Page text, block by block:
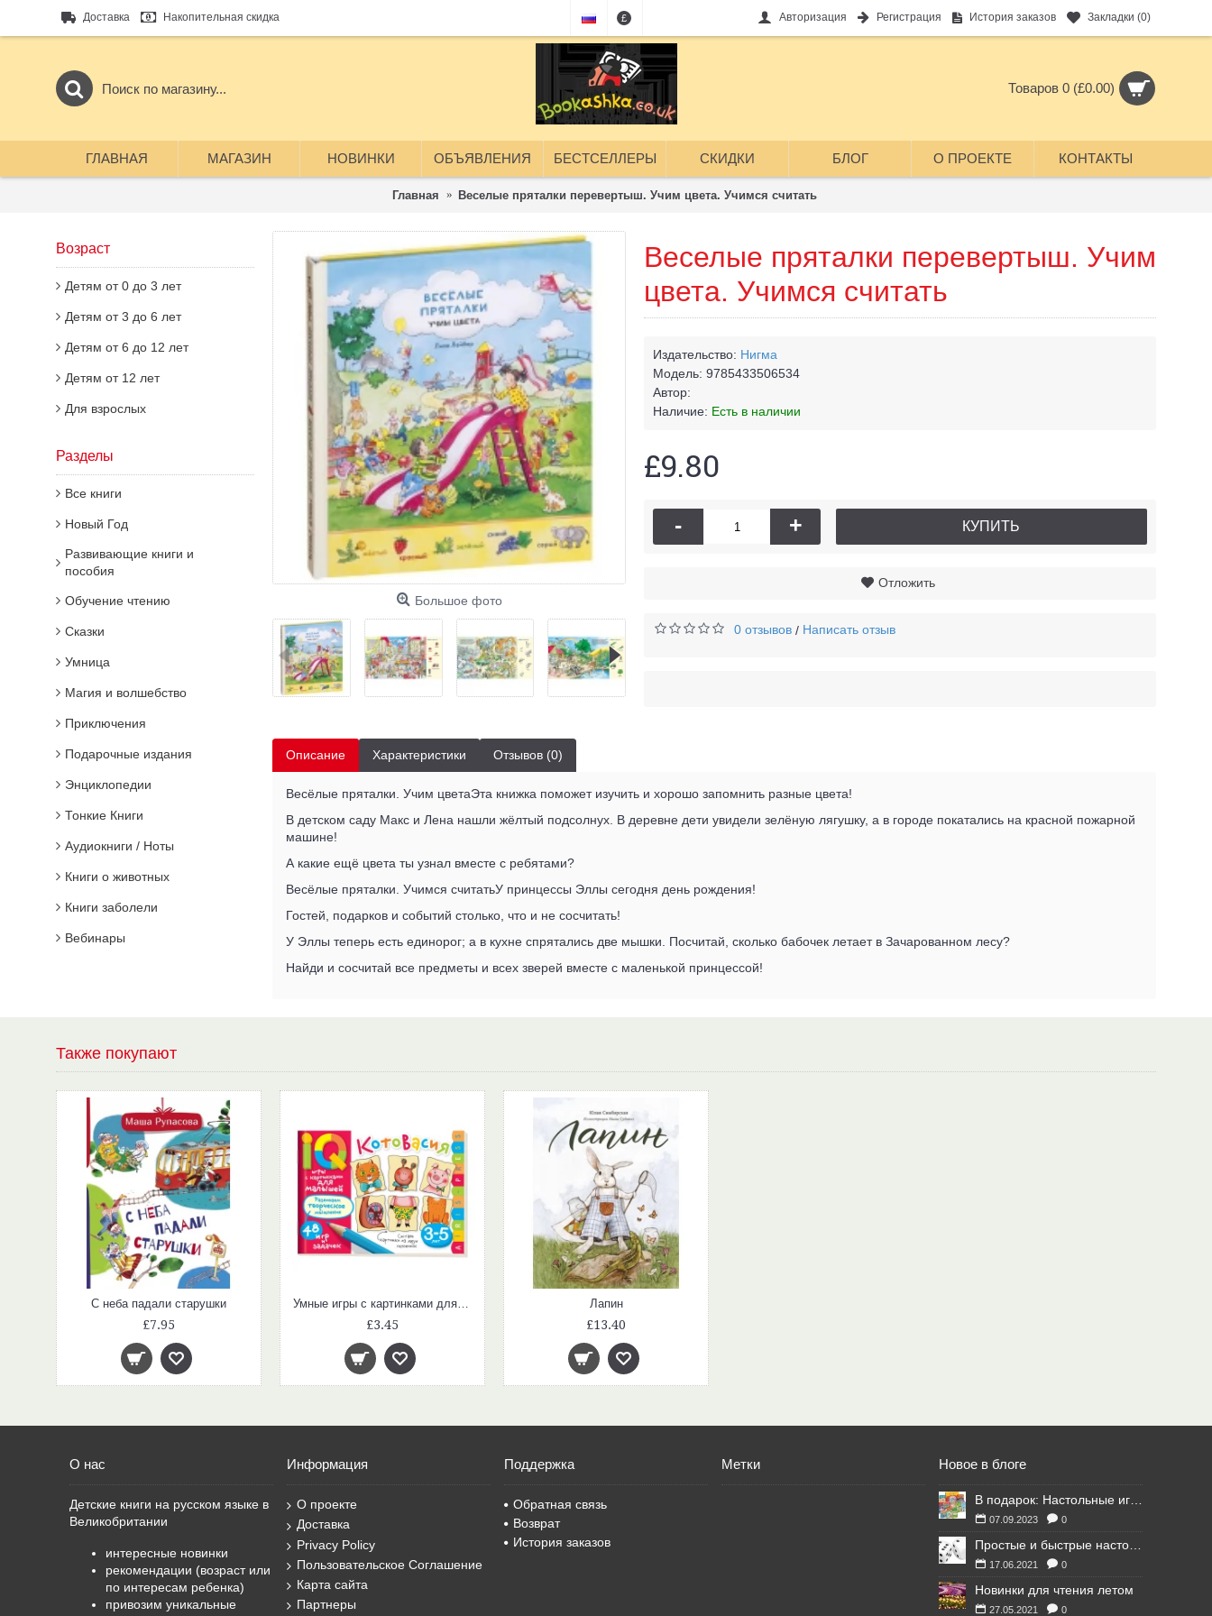
Доставка Накопительная скидка £ Авторизация Регистрация История заказов Закладки (0)
Товаров 0 (£0.00)
ГЛАВНАЯ МАГАЗИН НОВИНКИ ОБЪЯВЛЕНИЯ БЕСТСЕЛЛЕРЫ СКИДКИ БЛОГ О ПРОЕКТЕ КОНТАКТЫ
Главная Веселые пряталки перевертыш. Учим цвета. Учимся считать
Возраст
Детям от 0 до 3 лет
Детям от 3 до 6 лет
Детям от 6 до 12 лет
Детям от 12 лет
Для взрослых
Разделы
Все книги
Новый Год
Развивающие книги и
пособия
Обучение чтению
Сказки
Умница
Магия и волшебство
Приключения
Подарочные издания
Энциклопедии
Тонкие Книги
Аудиокниги / Ноты
Книги о животных
Книги заболели
Вебинары
Большое фото
Веселые пряталки перевертыш. Учим
цвета. Учимся считать
Издательство: Нигма
Модель: 9785433506534
Автор:
Наличие: Есть в наличии
£9.80
- + КУПИТЬ
Отложить
0 отзывов / Написать отзыв
Описание Характеристики Отзывов (0)
Весёлые пряталки. Учим цветаЭта книжка поможет изучить и хорошо запомнить разные цвета!
В детском саду Макс и Лена нашли жёлтый подсолнух. В деревне дети увидели зелёную лягушку, а в городе покатались на красной пожарной
машине!
А какие ещё цвета ты узнал вместе с ребятами?
Весёлые пряталки. Учимся считатьУ принцессы Эллы сегодня день рождения!
Гостей, подарков и событий столько, что и не сосчитать!
У Эллы теперь есть единорог; а в кухне спрятались две мышки. Посчитай, сколько бабочек летает в Зачарованном лесу?
Найди и сосчитай все предметы и всех зверей вместе с маленькой принцессой!
Также покупают
С неба падали старушки
£7.95
Умные игры с картинками для малышей. КотоВасия (3-5лет)
£3.45
Лапин
£13.40
О нас
Детские книги на русском языке в
Великобритании
интересные новинки
рекомендации (возраст или
по интересам ребенка)
привозим уникальные
Информация
О проекте
Доставка
Privacy Policy
Пользовательское Соглашение
Карта сайта
Партнеры
Поддержка
Обратная связь
Возврат
История заказов
Метки Новое в блоге
07.09.2023 0
17.06.2021 0
Новинки для чтения летом
27.05.2021 0